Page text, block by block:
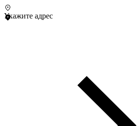
Укажите адрес